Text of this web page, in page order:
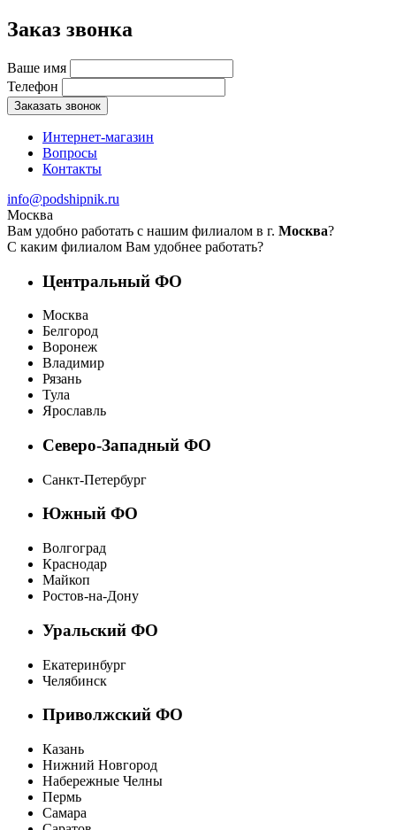
Заказ звонка
Ваше имя
Телефон
Заказать звонок
Интернет-магазин
Вопросы
Контакты
info@podshipnik.ru
Москва
Вам удобно работать с нашим филиалом в г. Москва?
С каким филиалом Вам удобнее работать?
Центральный ФО
Москва
Белгород
Воронеж
Владимир
Рязань
Тула
Ярославль
Северо-Западный ФО
Санкт-Петербург
Южный ФО
Волгоград
Краснодар
Майкоп
Ростов-на-Дону
Уральский ФО
Екатеринбург
Челябинск
Приволжский ФО
Казань
Нижний Новгород
Набережные Челны
Пермь
Самара